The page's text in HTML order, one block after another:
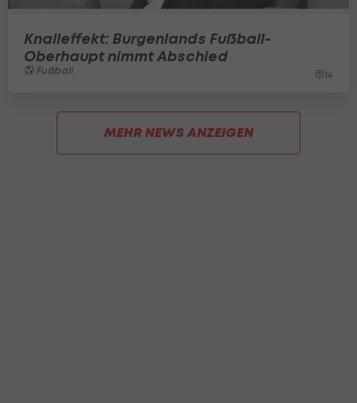
Knalleffekt: Burgenlands Fußball-
Oberhaupt nimmt Abschied
Fußball 14
MEHR NEWS ANZEIGEN